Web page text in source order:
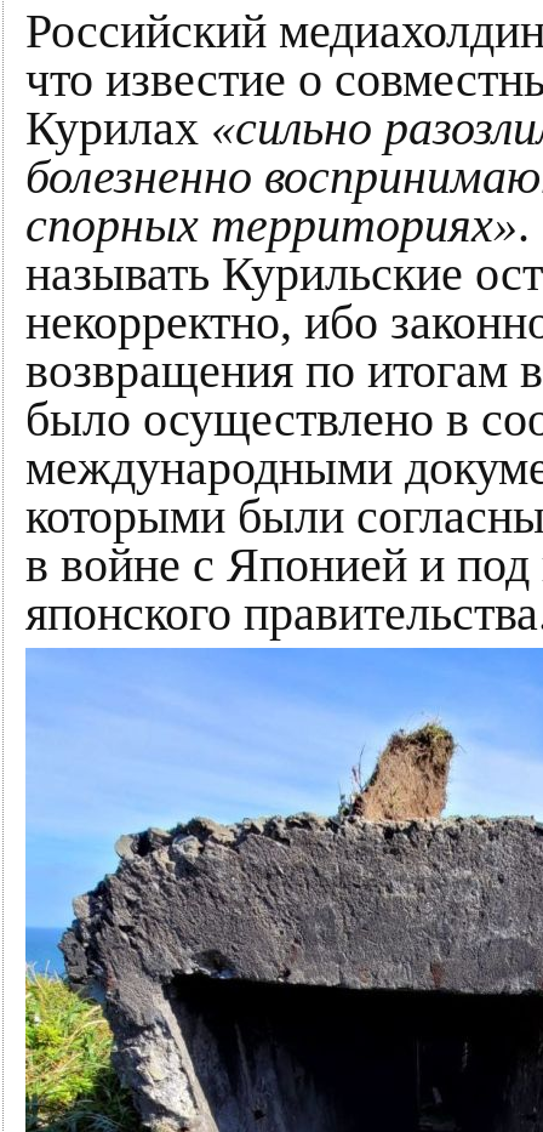
Российский
что известие о
Курилах «сильно
болезненно
спорных территориях».
называть Курильские
некорректно, ибо
возвращения по итогам
было осуществлено в
международными
которыми были
в войне с Японией и
японского